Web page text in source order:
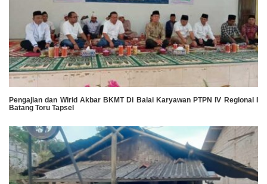
Pengajian dan Wirid Akbar BKMT Di Balai Karyawan PTPN IV Regional I
Batang Toru Tapsel